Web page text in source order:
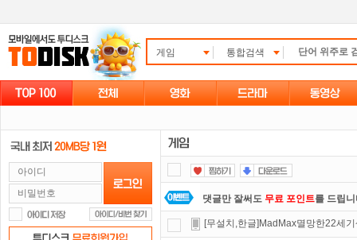
게임 통합검색
댓글만 잘써도 무료 포인트를 드립
포인트 할인쿠폰 사용방법안내
[무설치,한글]MadMax멸망한22세